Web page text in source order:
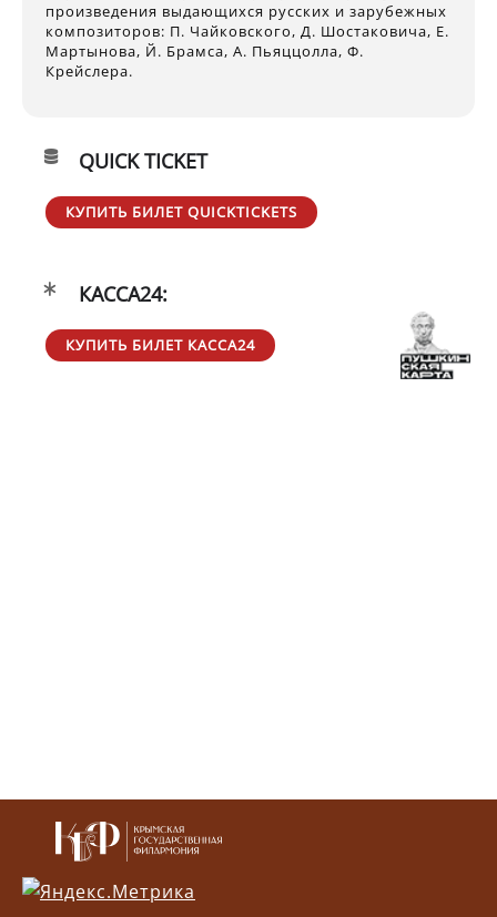
произведения выдающихся русских и зарубежных
композиторов: П. Чайковского, Д. Шостаковича, Е.
Мартынова, Й. Брамса, А. Пьяццолла, Ф.
Крейслера.
QUICK TICKET
КУПИТЬ БИЛЕТ QUICKTICKETS
КАССА24:
КУПИТЬ БИЛЕТ КАССА24